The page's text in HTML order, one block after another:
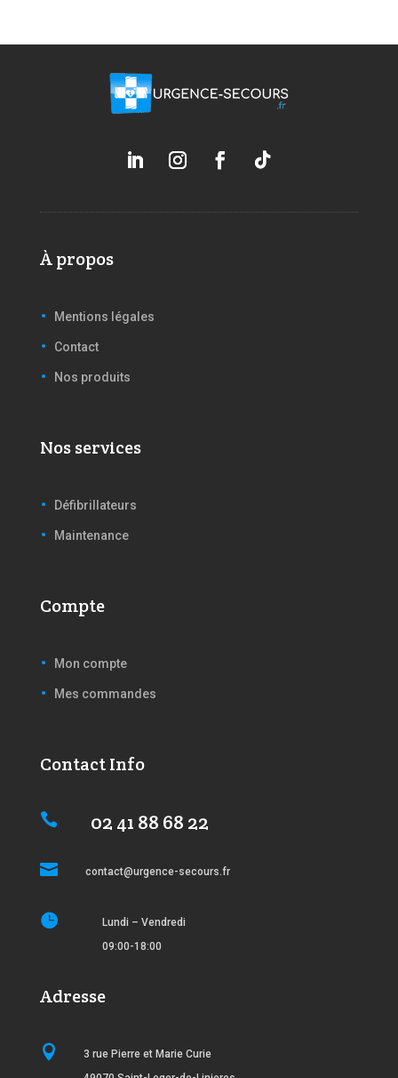
À propos
Mentions légales
Contact
Nos produits
Nos services
Défibrillateurs
Maintenance
Compte
Mon compte
Mes commandes
Contact Info
 02 41 88 68 22
 contact@urgence-secours.fr

Lundi – Vendredi
09:00-18:00
Adresse

3 rue Pierre et Marie Curie